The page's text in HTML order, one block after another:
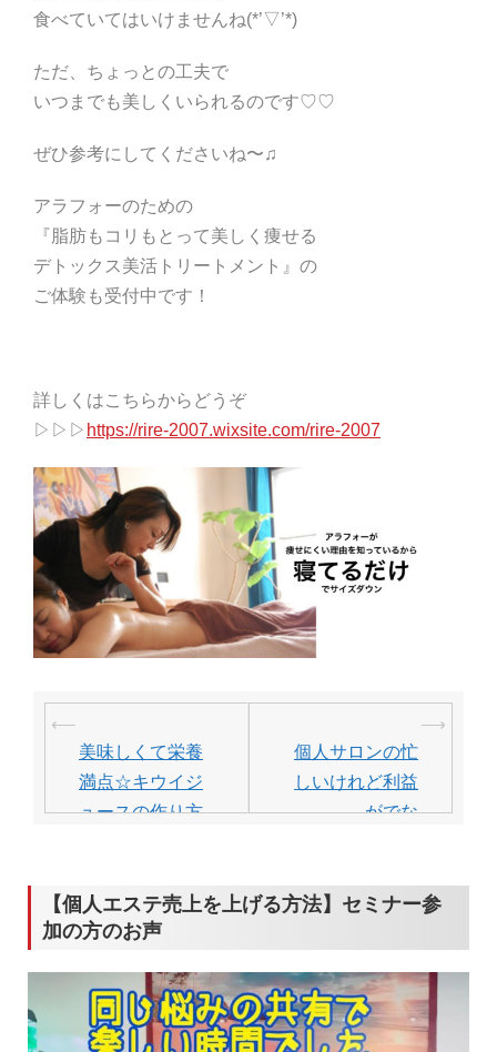
食べていてはいけませんね(*’▽’*)
ただ、ちょっとの工夫で
いつまでも美しくいられるのです♡♡
ぜひ参考にしてくださいね〜♫
アラフォーのための
『脂肪もコリもとって美しく痩せる
デトックス美活トリートメント』の
ご体験も受付中です！
詳しくはこちらからどうぞ
▷▷▷ https://rire-2007.wixsite.com/rire-2007
投
ビ
シ
ョ
ン
⟵
美味しくて栄養
満点☆キウイジ
ュースの作り方
個人サロンの忙
しいけれど利益
がでな
⟶
【個人エステ売上を上げる方法】セミナー参
加の方のお声